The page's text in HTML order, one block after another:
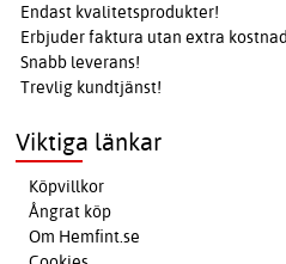
Endast kvalitetsprodukter!
Erbjuder faktura utan extra kostnad
Snabb leverans!
Trevlig kundtjänst!
Viktiga länkar
Köpvillkor
Ångrat köp
Om Hemfint.se